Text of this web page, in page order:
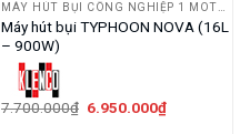
MÁY HÚT BỤI CÔNG NGHIỆP 1 MOTOR
Máy hút bụi TYPHOON NOVA (16L
– 900W)
7.700.000₫ Giá
6.950.000₫Giá